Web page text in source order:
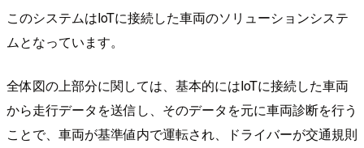
このシステムはIoTに接続した車両のソリューションシステ
ムとなっています。
全体図の上部分に関しては、基本的にはIoTに接続した車両
から走行データを送信し、そのデータを元に車両診断を行う
ことで、車両が基準値内で運転され、ドライバーが交通規則